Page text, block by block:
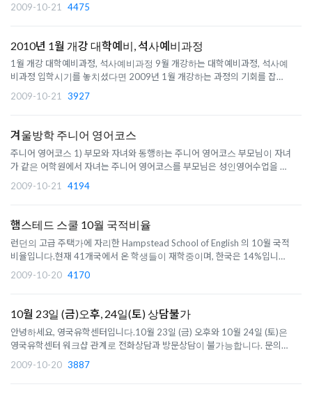
비반이 특히 잘 운영되고 있습니다. 한국학생 비율도 낮고 각 국가별 학생수
2009-10-21 4475
2010년 1월 개강 대학예비, 석사예비과정
1월 개강 대학예비과정, 석사예비과정 9월 개강하는 대학예비과정, 석사예
비과정 입학시기를 놓치셨다면 2009년 1월 개강하는 과정의 기회를 잡으세
요. 단, 1월 개강 프로그램은 9월 개강과정에 비해 더 높은 영어점수를 요구
할 수 있습니다. 1월 개강 대학예비과정KIC London 싸우스햄튼대학교, 런
2009-10-21 3927
겨울방학 주니어 영어코스
주니어 영어코스 1) 부모와 자녀와 동행하는 주니어 영어코스 부모님이 자녀
가 같은 어학원에서 자녀는 주니어 영어코스를 부모님은 성인영어수업을 각
부터 등록가능참가대상: 만 7~19세 학교와 위치 도시: Exeter에 위치한
2009-10-21 4194
햄스테드 스쿨 10월 국적비율
런던의 고급 주택가에 자리한 Hampstead School of English 의 10월 국적
비율입니다.현재 41개국에서 온 학생들이 재학중이며, 한국은 14%입니다.
Nationalities October 2009This month we have students from 41
countries:AngolaArgentinaAustriaBrazilChinaColombiaCzech
2009-10-20 4170
10월 23일 (금)오후, 24일(토) 상담불가
안녕하세요, 영국유학센터입니다.10월 23일 (금) 오후와 10월 24일 (토)은
영국유학센터 워크샵 관계로 전화상담과 방문상담이 불가능합니다. 문의사
주시면 10월 26일 월요일에 연락을 드리겠습니다. 이 점 널리 양해하여 주시
2009-10-20 3887